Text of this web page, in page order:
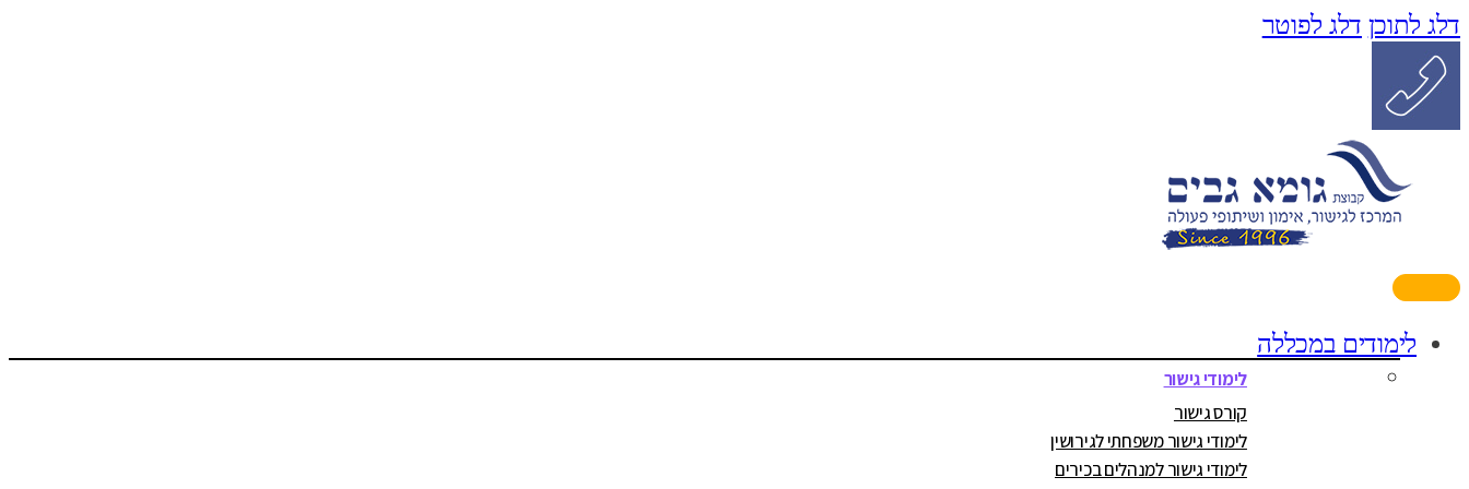
דלג לתוכן דלג לפוטר
לימודים במכללה
לימודי גישור
קורס גישור
לימודי גישור משפחתי לגירושין
לימודי גישור למנהלים בכירים